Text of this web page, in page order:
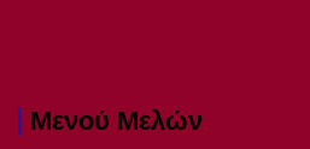
Μενού Μελών